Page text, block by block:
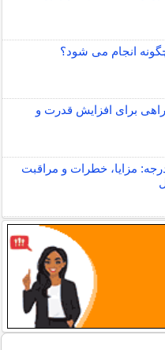
انجام می شود؟
برای افزایش قدرت و
کانتورینگ 360 درجه: مزایا، خطرات و مراقبت